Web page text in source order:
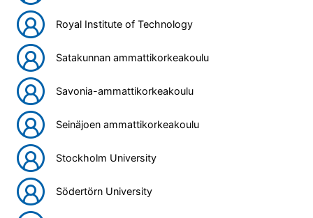
Royal Institute of Technology
Satakunnan ammattikorkeakoulu
Savonia-ammattikorkeakoulu
Seinäjoen ammattikorkeakoulu
Stockholm University
Södertörn University